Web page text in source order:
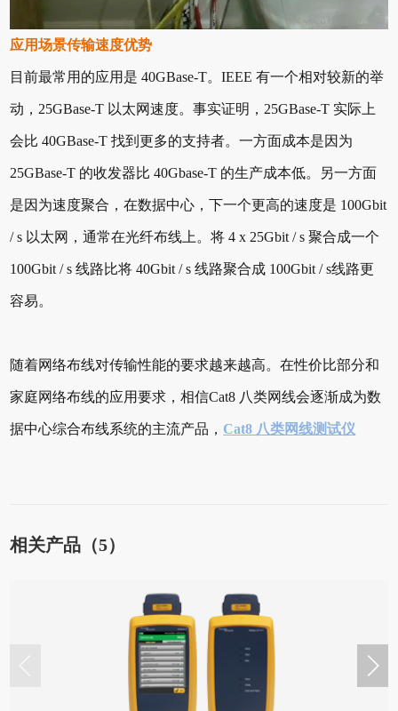
应用场景传输速度优势
目前最常用的应用是 40GBase-T。IEEE 有一个相对较新的举
动，25GBase-T 以太网速度。事实证明，25GBase-T 实际上
会比 40GBase-T 找到更多的支持者。一方面成本是因为
25GBase-T 的收发器比 40Gbase-T 的生产成本低。另一方面
是因为速度聚合，在数据中心，下一个更高的速度是 100Gbit
/ s 以太网，通常在光纤布线上。将 4 x 25Gbit / s 聚合成一个
100Gbit / s 线路比将 40Gbit / s 线路聚合成 100Gbit / s线路更
容易。
随着网络布线对传输性能的要求越来越高。在性价比部分和
家庭网络布线的应用要求，相信Cat8 八类网线会逐渐成为数
据中心综合布线系统的主流产品， Cat8 八类网线测试仪
相关产品（5）